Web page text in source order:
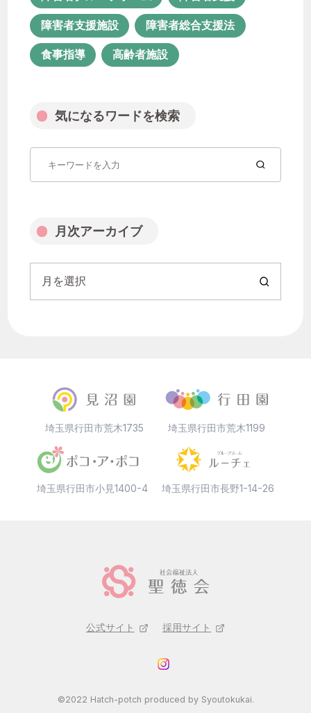
障害者支援施設 障害者総合支援法
食事指導 高齢者施設
気になるワードを検索
月次アーカイブ
月を選択
埼玉県行田市荒木1735 埼玉県行田市荒木1199
埼玉県行田市小見1400-4 埼玉県行田市長野1-14-26
公式サイト 採用サイト
©2022 Hatch-potch produced by Syoutokukai.